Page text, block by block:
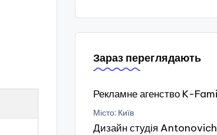
Зараз переглядають
Рекламне агенство K-
Місто: Київ
Дизайн студія